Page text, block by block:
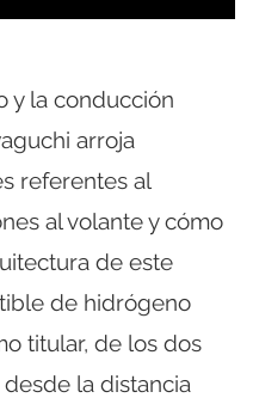
y la conducción
arroja
referentes al
al volante y cómo
de este
de hidrógeno
titular, de los dos
la distancia